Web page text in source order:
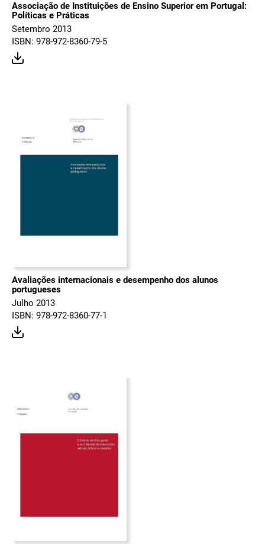
Associação de Instituições de Ensino Superior em Portugal:
Políticas e Práticas
Setembro 2013
ISBN: 978-972-8360-79-5
Avaliações internacionais e desempenho dos alunos
portugueses
Julho 2013
ISBN: 978-972-8360-77-1